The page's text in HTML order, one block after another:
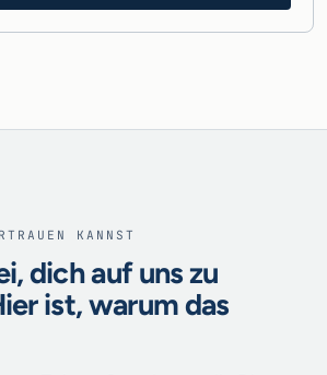
KANNST
dich auf uns zu
ist, warum das